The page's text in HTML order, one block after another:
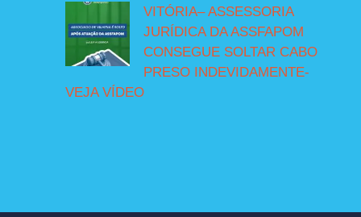
VITÓRIA– ASSESSORIA
JURÍDICA DA ASSFAPOM
CONSEGUE SOLTAR CABO
PRESO INDEVIDAMENTE-
VEJA VÍDEO